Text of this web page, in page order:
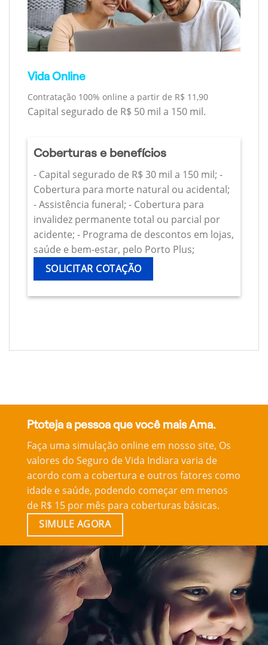
Vida Online
Contratação 100% online a partir de R$ 11,90
Capital segurado de R$ 50 mil a 150 mil.
Coberturas e benefícios
- Capital segurado de R$ 30 mil a 150 mil; -
Cobertura para morte natural ou acidental;
- Assistência funeral; - Cobertura para
invalidez permanente total ou parcial por
acidente; - Programa de descontos em lojas,
saúde e bem-estar, pelo Porto Plus;
SOLICITAR COTAÇÃO
Ptoteja a pessoa que você mais Ama.
Faça uma simulação online em nosso site, Os
valores do Seguro de Vida Indiara varia de
acordo com a cobertura e outros fatores como
idade e saúde, podendo começar em menos
de R$ 15 por mês para coberturas básicas.
SIMULE AGORA